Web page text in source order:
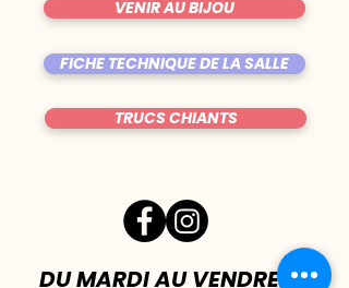
VENIR AU BIJOU
FICHE TECHNIQUE DE LA SALLE
TRUCS CHIANTS
DU MARDI AU VENDREDI|